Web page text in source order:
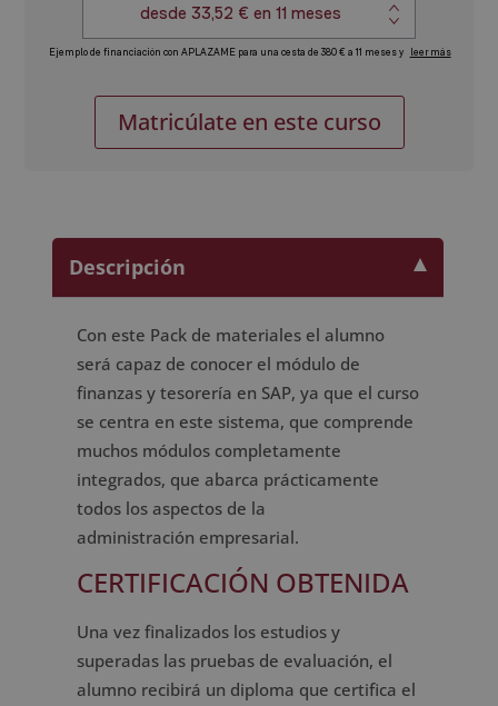
Consultor
SAP
Mantenimiento
(Módulos
PM)
cantidad
Matricúlate en este curso
Descripción
Con este Pack de materiales el alumno
será capaz de conocer el módulo de
finanzas y tesorería en SAP, ya que el curso
se centra en este sistema, que comprende
muchos módulos completamente
integrados, que abarca prácticamente
todos los aspectos de la
administración empresarial.
CERTIFICACIÓN OBTENIDA
Una vez finalizados los estudios y
superadas las pruebas de evaluación, el
alumno recibirá un diploma que certifica el